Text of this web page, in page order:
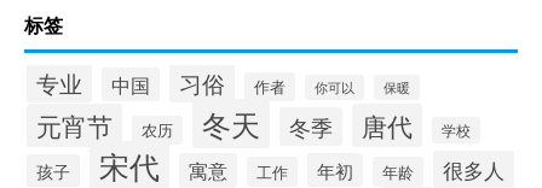
标签
专业 中国 习俗 作者 你可以 保暖
元宵节 农历 冬天 冬季 唐代 学校
孩子 宋代 寓意 工作 年初 年龄 很多人